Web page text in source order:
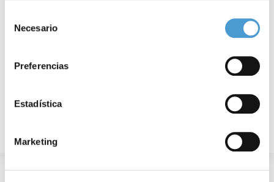
de cookies
Necesario
Preferencias
Estadística
Marketing